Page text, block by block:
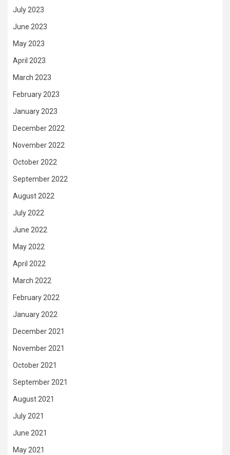
July 2023
June 2023
May 2023
April 2023
March 2023
February 2023
January 2023
December 2022
November 2022
October 2022
September 2022
August 2022
July 2022
June 2022
May 2022
April 2022
March 2022
February 2022
January 2022
December 2021
November 2021
October 2021
September 2021
August 2021
July 2021
June 2021
May 2021